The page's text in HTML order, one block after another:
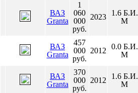
ВАЗ
Granta
1
060
000
руб.
2023 1.6 Б.И.
М
ВАЗ
Granta
457
000
руб.
2012 0.0 Б.И.
М
ВАЗ
Granta
370
000
руб.
2012 1.6 Б.И.
М